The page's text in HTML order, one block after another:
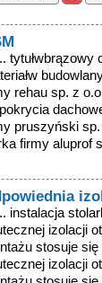
tytułwbrązowy
rehau sp. z
pruszyński
firmy aluprof
instalacja
izolacji
stosuje
izolacji